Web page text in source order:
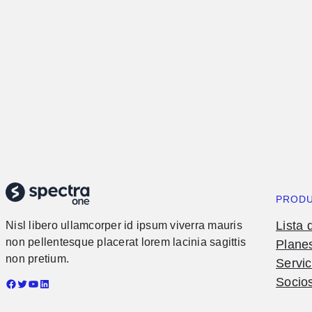
Nisl libero ullamcorper id ipsum viverra mauris
non pellentesque placerat lorem lacinia sagittis
non pretium.
Facebook Twitter YouTube LinkedIn
Lista